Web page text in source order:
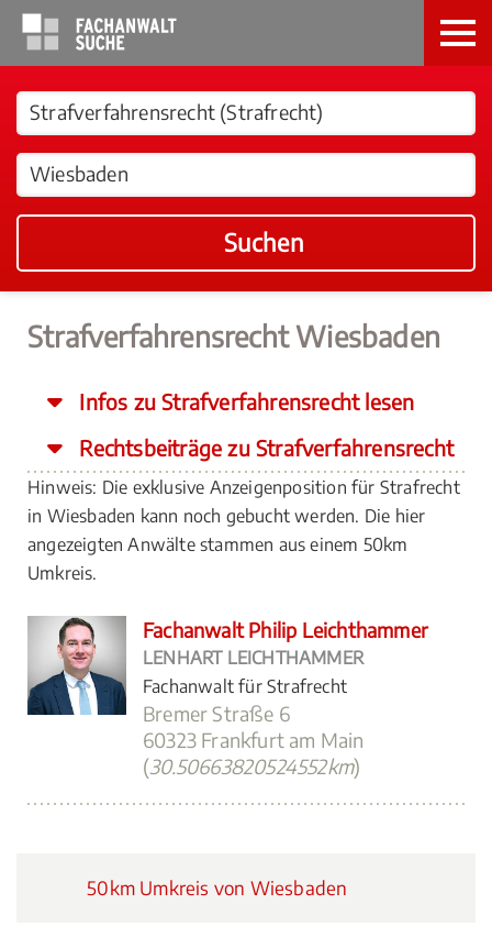
Suchen
Strafverfahrensrecht Wiesbaden
Infos zu Strafverfahrensrecht lesen
Rechtsbeiträge zu Strafverfahrensrecht
Hinweis: Die exklusive Anzeigenposition für Strafrecht
in Wiesbaden kann noch gebucht werden. Die hier
angezeigten Anwälte stammen aus einem 50km
Umkreis.
Fachanwalt Philip Leichthammer
LENHART LEICHTHAMMER
Fachanwalt für Strafrecht
Bremer Straße 6
60323 Frankfurt am Main
(30.50663820524552km)
50km Umkreis von Wiesbaden